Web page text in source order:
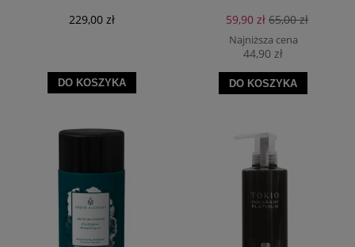
229,00 zł
DO KOSZYKA
59,90 zł 65,00 zł
Najniższa cena
44,90 zł
DO KOSZYKA